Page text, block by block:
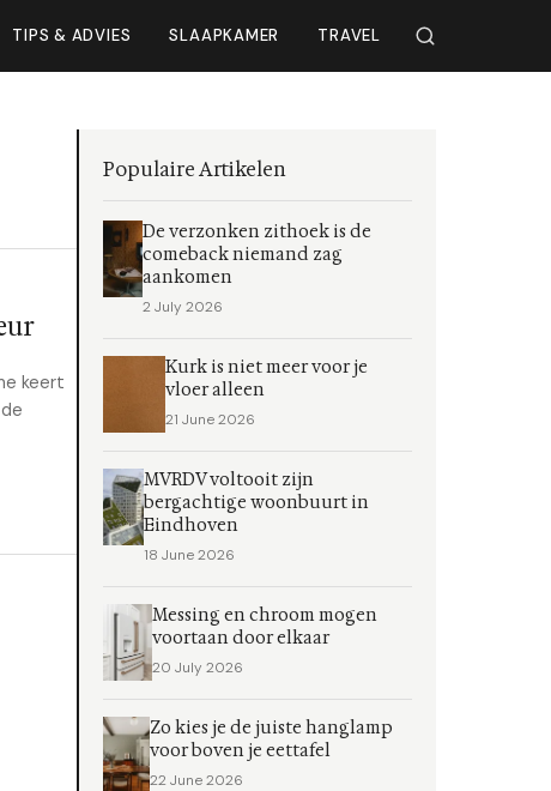
TIPS & ADVIES SLAAPKAMER TRAVEL
keert
Populaire Artikelen
De verzonken zithoek is de
comeback niemand zag
aankomen
2 July 2026
Kurk is niet meer voor je
vloer alleen
21 June 2026
MVRDV voltooit zijn
bergachtige woonbuurt in
Eindhoven
18 June 2026
Messing en chroom mogen
voortaan door elkaar
20 July 2026
Zo kies je de juiste hanglamp
voor boven je eettafel
22 June 2026